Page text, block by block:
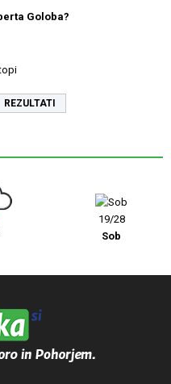
Goloba?
REZULTATI
19/28
Sob